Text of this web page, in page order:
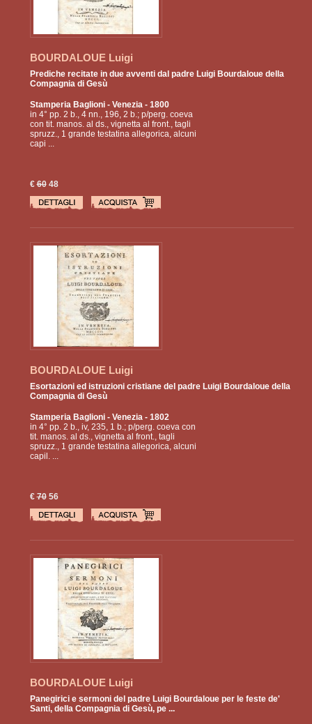
BOURDALOUE Luigi
Prediche recitate in due avventi dal padre Luigi Bourdaloue della
Compagnia di Gesù
Stamperia Baglioni- Venezia - 1800
in 4° pp. 2 b., 4 nn., 196, 2 b.; p/perg. coeva
con tit. manos. al ds., vignetta al front., tagli
spruzz., 1 grande testatina allegorica, alcuni
capi ...
€6048
BOURDALOUE Luigi
Esortazioni ed istruzioni cristiane del padre Luigi Bourdaloue della
Compagnia di Gesù
Stamperia Baglioni- Venezia - 1802
in 4° pp. 2 b., iv, 235, 1 b.; p/perg. coeva con
tit. manos. al ds., vignetta al front., tagli
spruzz., 1 grande testatina allegorica, alcuni
capil. ...
€7056
BOURDALOUE Luigi
Panegirici e sermoni del padre Luigi Bourdaloue per le feste de'
Santi, della Compagnia di Gesù, pe ...